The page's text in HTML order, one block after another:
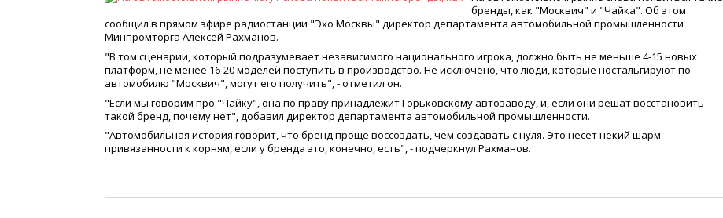
бренды, как "Москвич" и "Чайка". Об этом
сообщил в прямом эфире радиостанции "Эхо Москвы" директор департамента автомобильной промышленности
Минпромторга Алексей Рахманов.
"В том сценарии, который подразумевает независимого национального игрока, должно быть не меньше 4-15 новых
платформ, не менее 16-20 моделей поступить в производство. Не исключено, что люди, которые ностальгируют по
автомобилю "Москвич", могут его получить", - отметил он.
"Если мы говорим про "Чайку", она по праву принадлежит Горьковскому автозаводу, и, если они решат восстановить
такой бренд, почему нет", добавил директор департамента автомобильной промышленности.
"Автомобильная история говорит, что бренд проще воссоздать, чем создавать с нуля. Это несет некий шарм
привязанности к корням, если у бренда это, конечно, есть", - подчеркнул Рахманов.